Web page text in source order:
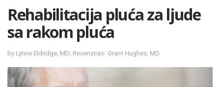
Rehabilitacija pluća za ljude
sa rakom pluća
by Lynne Eldridge, MD; Recenzirao: Grant Hughes, MD